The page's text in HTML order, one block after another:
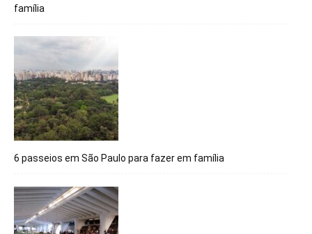
família
6 passeios em São Paulo para fazer em família